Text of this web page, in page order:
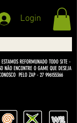
Login
ESTAMOS REFORMUNADO TODO SITE -
NÃO ENCONTRE O GAME QUE DESEJA
PELO ZAP - 27 996155366